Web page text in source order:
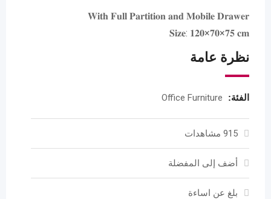
𝐖𝐢𝐭𝐡 𝐅𝐮𝐥𝐥 𝐏𝐚𝐫𝐭𝐢𝐭𝐢𝐨𝐧 𝐚𝐧𝐝 𝐌𝐨𝐛𝐢𝐥𝐞 𝐃𝐫𝐚𝐰𝐞𝐫
𝐒𝐢𝐳𝐞: 𝟏𝟐𝟎×𝟕𝟎×𝟕𝟓 𝐜𝐦
نظرة عامة
الفئة: Office Furniture
915 مشاهدات
أضف إلى المفضلة
بلغ عن اساءة